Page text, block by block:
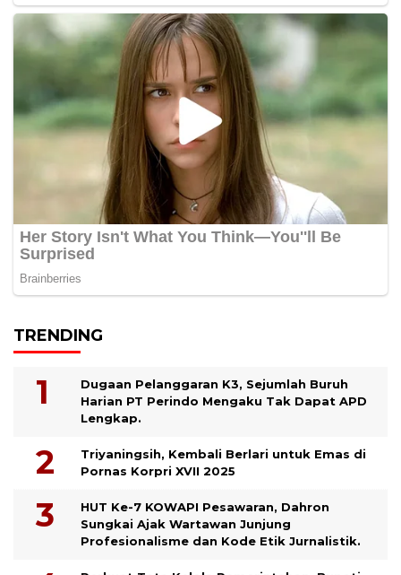
TRENDING
Dugaan Pelanggaran K3, Sejumlah Buruh
Harian PT Perindo Mengaku Tak Dapat APD
Lengkap.
Triyaningsih, Kembali Berlari untuk Emas di
Pornas Korpri XVII 2025
HUT Ke-7 KOWAPI Pesawaran, Dahron
Sungkai Ajak Wartawan Junjung
Profesionalisme dan Kode Etik Jurnalistik.